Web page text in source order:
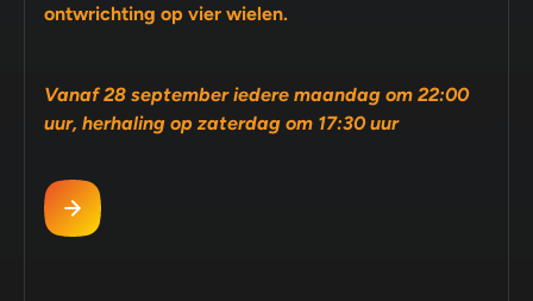
ontwrichting op vier wielen.
Vanaf 28 september iedere maandag om 22:00
uur, herhaling op zaterdag om 17:30 uur